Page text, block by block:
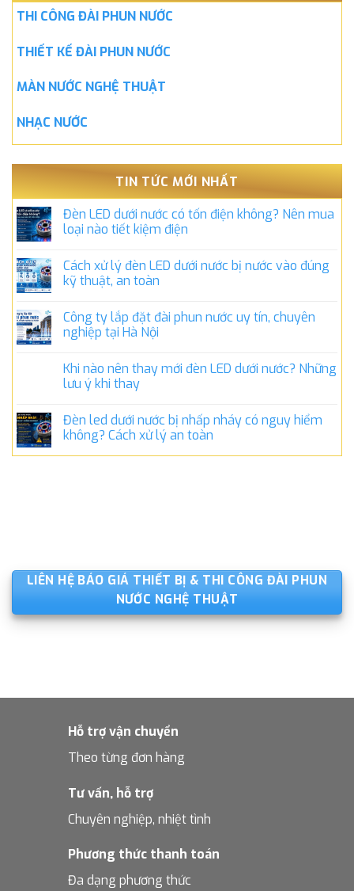
THI CÔNG ĐÀI PHUN NƯỚC
THIẾT KẾ ĐÀI PHUN NƯỚC
MÀN NƯỚC NGHỆ THUẬT
NHẠC NƯỚC
TIN TỨC MỚI NHẤT
Đèn LED dưới nước có tốn điện không? Nên mua
loại nào tiết kiệm điện
Cách xử lý đèn LED dưới nước bị nước vào đúng
kỹ thuật, an toàn
Công ty lắp đặt đài phun nước uy tín, chuyên
nghiệp tại Hà Nội
Khi nào nên thay mới đèn LED dưới nước? Những
lưu ý khi thay
Đèn led dưới nước bị nhấp nháy có nguy hiểm
không? Cách xử lý an toàn
LIÊN HỆ BÁO GIÁ THIẾT BỊ & THI CÔNG ĐÀI PHUN
NƯỚC NGHỆ THUẬT
Hỗ trợ vận chuyển
Theo từng đơn hàng
Tư vấn, hỗ trợ
Chuyên nghiệp, nhiệt tình
Phương thức thanh toán
Đa dạng phương thức